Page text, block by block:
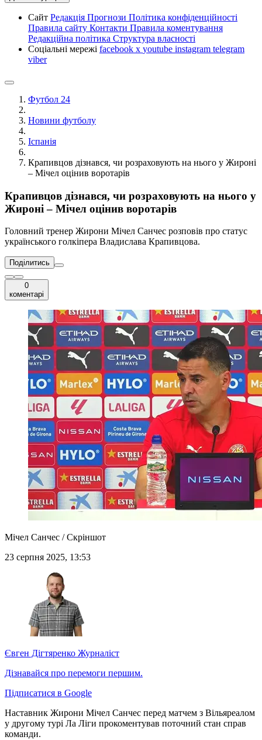
Сайт Редакція Прогнози Політика конфіденційності
Правила сайту Контакти Правила коментування
Редакційна політика Структура власності
Соціальні мережі facebook x youtube instagram telegram
viber
Футбол 24
Новини футболу
Іспанія
Крапивцов дізнався, чи розраховують на нього у Жироні
– Мічел оцінив воротарів
Крапивцов дізнався, чи розраховують на нього у
Жироні – Мічел оцінив воротарів
Головний тренер Жирони Мічел Санчес розповів про статус
українського голкіпера Владислава Крапивцова.
Поділитись
0
коментарі
Мічел Санчес / Скріншот
23 серпня 2025, 13:53
Євген Дігтяренко Журналіст
Дізнавайся про перемоги першим.
Підписатися в Google
Наставник Жирони Мічел Санчес перед матчем з Вільяреалом
у другому турі Ла Ліги прокоментував поточний стан справ
команди.